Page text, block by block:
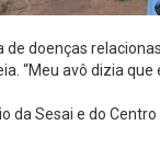
doenças relacionas
“Meu avô dizia
Sesai e do